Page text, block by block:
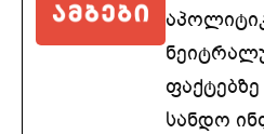
სანდო